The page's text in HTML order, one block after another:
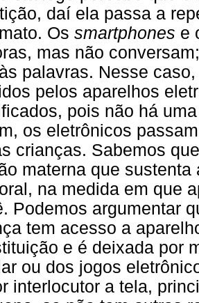
daí ela passa a
Os smartphones e
mas não
palavras. Nesse
pelos aparelhos
pois não há
os eletrônicos
crianças. Sabemos
materna que
na medida em que
Podemos argumentar
tem acesso a
e é deixada por
ou dos jogos
interlocutor a tela,